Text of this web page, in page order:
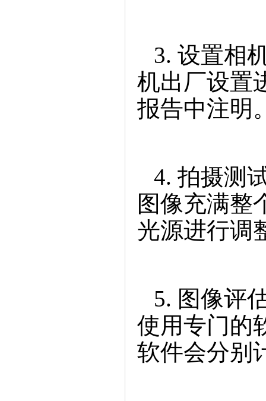
3.设置相
机出厂设置
报告中注明
4.拍摄测
图像充满整
光源进行调
5.图像评
使用专门的
软件会分别